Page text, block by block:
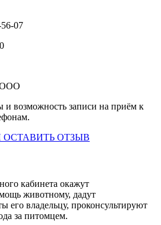
07
и возможность записи на приём к
ОСТАВИТЬ ОТЗЫВ
кабинета окажут
животному, дадут
его владельцу, проконсультируют
за питомцем.